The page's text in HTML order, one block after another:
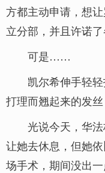
方都主动申请，想
立分部，并且许诺了
可是……
凯尔希伸手轻
打理而翘起来的发丝
光说今天，华
让她去休息，但她
场手术，期间没出